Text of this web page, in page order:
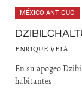
MÉXICO ANTIGUO
ENRIQUE VELA
En su apogeo
habitantes